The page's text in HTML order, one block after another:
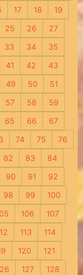
17 18
19
25 26
27
33 34
35
41 42
43
49 50
51
57 58
59
65 66
67
74 75
76
82 83
84
90 91
92
98 99
100
106
107
113
114
120
121
127
128